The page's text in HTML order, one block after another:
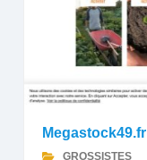
Megastock49.fr
GROSSISTES